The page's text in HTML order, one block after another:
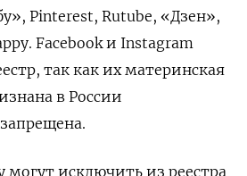
Pinterest, Rutube, «Дзен»,
Facebook и Instagram
так как их материнская
в России
могут исключить из реестра